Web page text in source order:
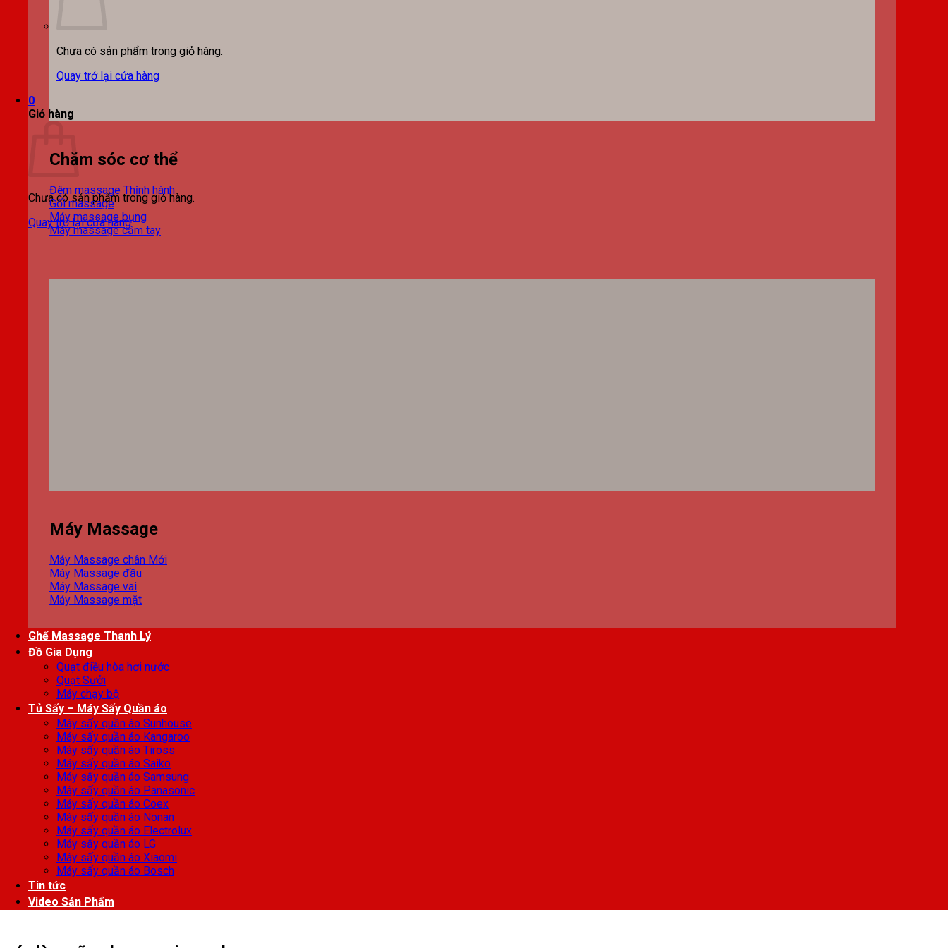
Chưa có sản phẩm trong giỏ hàng.
Quay trở lại cửa hàng
0
Giỏ hàng
Chưa có sản phẩm trong giỏ hàng.
Quay trở lại cửa hàng
Chăm sóc cơ thể
Đệm massage
Gối massage
Máy massage bụng
Máy massage cầm tay
Máy Massage
Máy Massage chân
Máy Massage đầu
Máy Massage vai
Máy Massage mặt
Ghế Massage Thanh Lý
Đồ Gia Dụng
Quạt điều hòa hơi nước
Quạt Sưởi
Máy chạy bộ
Tủ Sấy – Máy Sấy Quần áo
Máy sấy quần áo Sunhouse
Máy sấy quần áo Kangaroo
Máy sấy quần áo Tiross
Máy sấy quần áo Saiko
Máy sấy quần áo Samsung
Máy sấy quần áo Panasonic
Máy sấy quần áo Coex
Máy sấy quần áo Nonan
Máy sấy quần áo Electrolux
Máy sấy quần áo LG
Máy sấy quần áo Xiaomi
Máy sấy quần áo Bosch
Tin tức
Video Sản Phẩm